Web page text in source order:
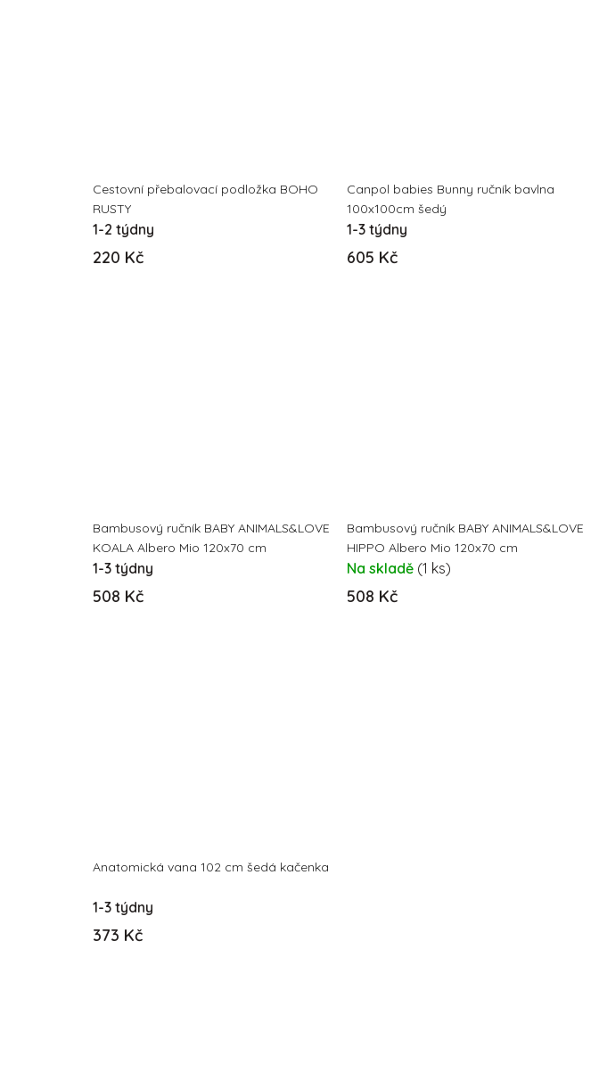
Cestovní přebalovací podložka BOHO
RUSTY
1-2 týdny
220 Kč
Canpol babies Bunny ručník bavlna
100x100cm šedý
1-3 týdny
605 Kč
Bambusový ručník BABY ANIMALS&LOVE
KOALA Albero Mio 120x70 cm
1-3 týdny
508 Kč
Bambusový ručník BABY ANIMALS&LOVE
HIPPO Albero Mio 120x70 cm
Na skladě (1 ks)
508 Kč
Anatomická vana 102 cm šedá kačenka
1-3 týdny
373 Kč